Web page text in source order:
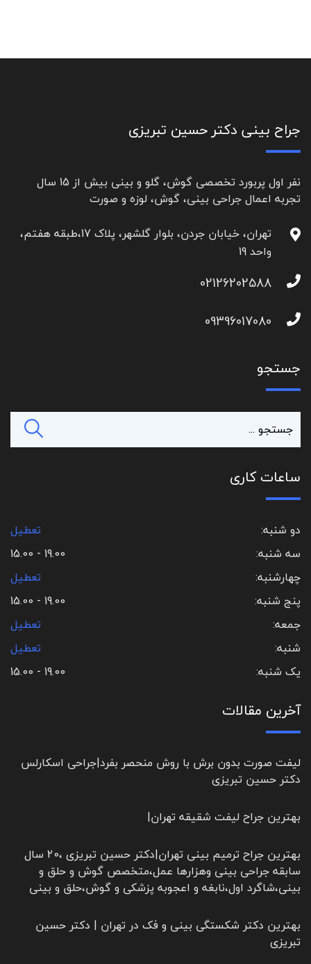
جراح بینی دکتر حسین تبریزی
نفر اول پربورد تخصصی گوش، گلو و بینی بیش از 15 سال
تجربه اعمال جراحی بینی، گوش، لوزه و صورت
تهران، خیابان جردن، بلوار گلشهر، پلاک 17،طبقه هفتم،
واحد 19
02126202588
09396017080
جستجو
ساعات کاری
دو شنبه:
تعطیل
سه شنبه:
19.00 - 15.00
چهارشنبه:
تعطیل
پنج شنبه:
19.00 - 15.00
جمعه:
تعطیل
شنبه:
تعطیل
یک شنبه:
19.00 - 15.00
آخرین مقالات
لیفت صورت بدون برش با روش منحصر بفرد|جراحی اسکارلس
دکتر حسین تبریزی
بهترین جراح لیفت شقیقه تهران|
بهترین جراح ترمیم بینی تهران|دکتر حسین تبریزی ،20 سال
سابقه جراحی بینی وهزارها عمل،متخصص گوش و حلق و
بینی،شاگرد اول،نابغه و اعجوبه پزشکی و گوش،حلق و بینی
بهترین دکتر شکستگی بینی و فک در تهران | دکتر حسین
تبریزی